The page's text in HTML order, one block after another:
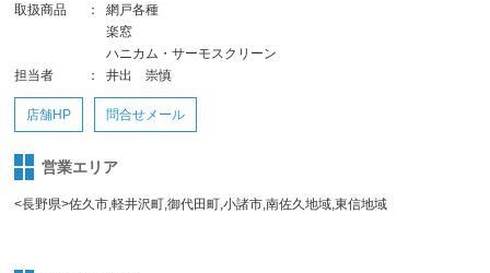
取扱商品
：
網戸各種
楽窓
ハニカム・サーモスクリーン
担当者
： 井出 崇慎
店舗HP 問合せメール
営業エリア
<長野県>佐久市,軽井沢町,御代田町,小諸市,南佐久地域,東信地域